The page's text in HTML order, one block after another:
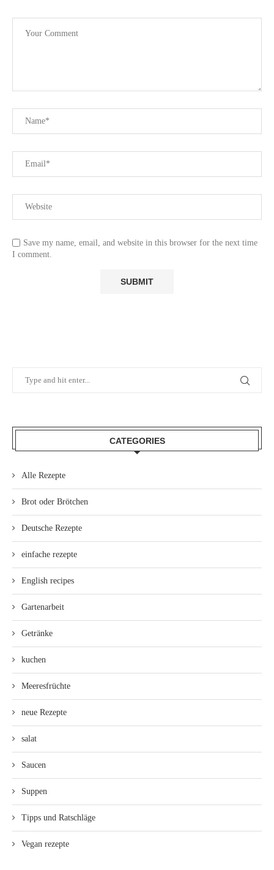
Save my name, email, and website in this browser for the next time
I comment.
CATEGORIES
Alle Rezepte
Brot oder Brötchen
Deutsche Rezepte
einfache rezepte
English recipes
Gartenarbeit
Getränke
kuchen
Meeresfrüchte
neue Rezepte
salat
Saucen
Suppen
Tipps und Ratschläge
Vegan rezepte